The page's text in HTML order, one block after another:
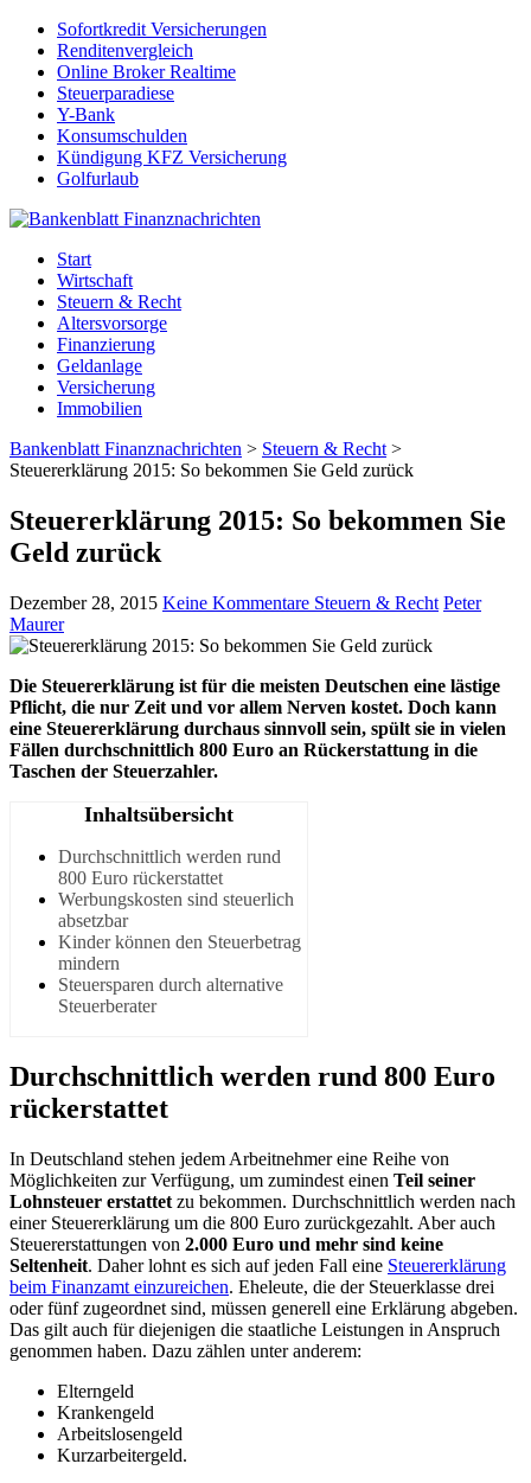
Sofortkredit Versicherungen
Renditenvergleich
Online Broker Realtime
Steuerparadiese
Y-Bank
Konsumschulden
Kündigung KFZ Versicherung
Golfurlaub
Start
Wirtschaft
Steuern & Recht
Altersvorsorge
Finanzierung
Geldanlage
Versicherung
Immobilien
Bankenblatt Finanznachrichten > Steuern & Recht >
Steuererklärung 2015: So bekommen Sie Geld zurück
Steuererklärung 2015: So bekommen Sie
Geld zurück
Dezember 28, 2015 Keine Kommentare Steuern & Recht Peter
Maurer
Die Steuererklärung ist für die meisten Deutschen eine lästige
Pflicht, die nur Zeit und vor allem Nerven kostet. Doch kann
eine Steuererklärung durchaus sinnvoll sein, spült sie in vielen
Fällen durchschnittlich 800 Euro an Rückerstattung in die
Taschen der Steuerzahler.
Inhaltsübersicht
Durchschnittlich werden rund
800 Euro rückerstattet
Werbungskosten sind steuerlich
absetzbar
Kinder können den Steuerbetrag
mindern
Steuersparen durch alternative
Steuerberater
Durchschnittlich werden rund 800 Euro
rückerstattet
In Deutschland stehen jedem Arbeitnehmer eine Reihe von
Möglichkeiten zur Verfügung, um zumindest einen Teil seiner
Lohnsteuer erstattet zu bekommen. Durchschnittlich werden nach
einer Steuererklärung um die 800 Euro zurückgezahlt. Aber auch
Steuererstattungen von 2.000 Euro und mehr sind keine
Seltenheit. Daher lohnt es sich auf jeden Fall eine Steuererklärung
beim Finanzamt einzureichen. Eheleute, die der Steuerklasse drei
oder fünf zugeordnet sind, müssen generell eine Erklärung abgeben.
Das gilt auch für diejenigen die staatliche Leistungen in Anspruch
genommen haben. Dazu zählen unter anderem:
Elterngeld
Krankengeld
Arbeitslosengeld
Kurzarbeitergeld.